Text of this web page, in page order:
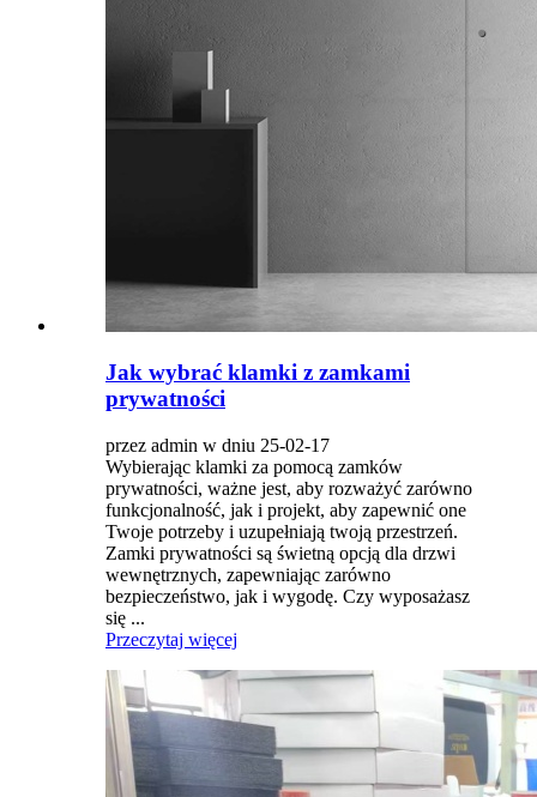
Jak wybrać klamki z zamkami
prywatności
przez admin w dniu 25-02-17
Wybierając klamki za pomocą zamków
prywatności, ważne jest, aby rozważyć zarówno
funkcjonalność, jak i projekt, aby zapewnić one
Twoje potrzeby i uzupełniają twoją przestrzeń.
Zamki prywatności są świetną opcją dla drzwi
wewnętrznych, zapewniając zarówno
bezpieczeństwo, jak i wygodę. Czy wyposażasz
się ...
Przeczytaj więcej